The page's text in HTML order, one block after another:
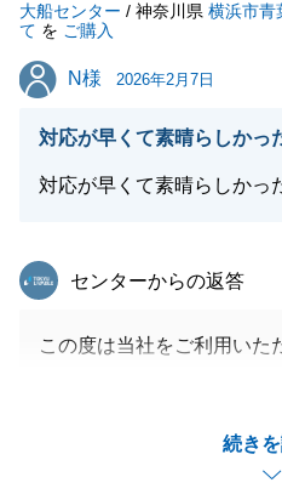
大船センター / 神奈川県 横浜市青
て を ご購入
N様
N様 2026年2月7日
対応が早くて素晴らしかっ
対応が早くて素晴らしかっ
続き
東急リバブル
センターからの返答
この度は当社をご利用いた
の際は何なりとお申し付け
お引越し後落ち着かれた頃